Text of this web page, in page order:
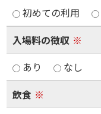
初めての利用
入場料の徴収 ※
あり
なし
飲食 ※